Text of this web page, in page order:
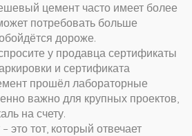
цемент часто имеет более
потребовать больше
дороже.
у продавца сертификаты
и сертификата
прошёл лабораторные
важно для крупных проектов,
на счету.
это тот, который отвечает